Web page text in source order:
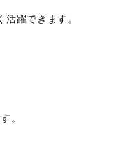
躍できます。
。